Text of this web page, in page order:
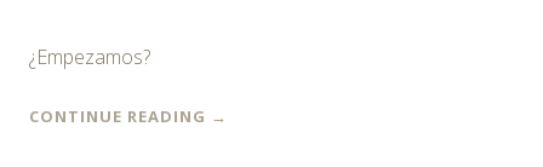
¿Empezamos?
CONTINUE READING →